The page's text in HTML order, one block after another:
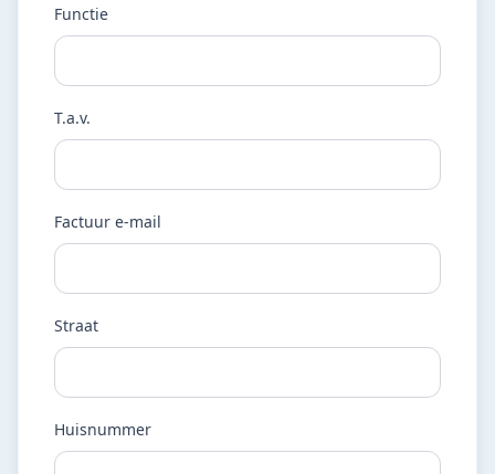
Functie
T.a.v.
Factuur e-mail
Straat
Huisnummer